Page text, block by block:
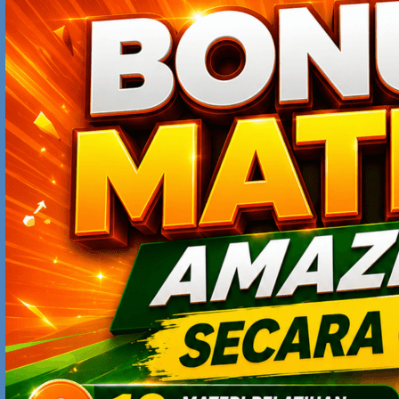
OTAKKRIPUT
MAY 6, 2009 AT 9:06 AM
…hanya yang memiliki gagasan terbaik lah yang akan
menjadi pemenang.
PAKULANGIT
MAY 6, 2009 AT 9:09 AM
Selamat Mas Yodhia…
Rezeki selalu datang pada saatnya dan dari arah yang
tidak pernah disangka, ini sudah kehendak Yang Kuasa.
Kalau begitu Mas Yodhia berjodoh dengan Pak
Yudhoyono, 4 kata pertama dari nama kalian hampir
sama..